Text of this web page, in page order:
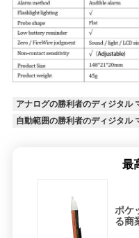
図
PRIVACY
POLICY
アナログの勝利者のディジタル
自動範囲の勝利者のディジタル
最
ポケ
る商